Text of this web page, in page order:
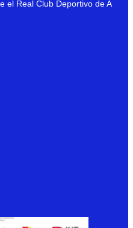
el Real Club Deportivo de A